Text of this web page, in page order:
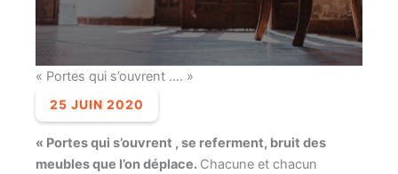
« Portes qui s’ouvrent …. »
25 JUIN 2020
« Portes qui s’ouvrent , se referment, bruit des
meubles que l’on déplace. Chacune et chacun